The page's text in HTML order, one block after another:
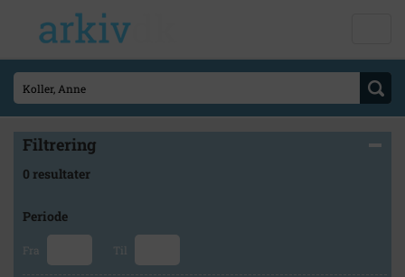
Filtrering
0 resultater
Periode
Fra Til